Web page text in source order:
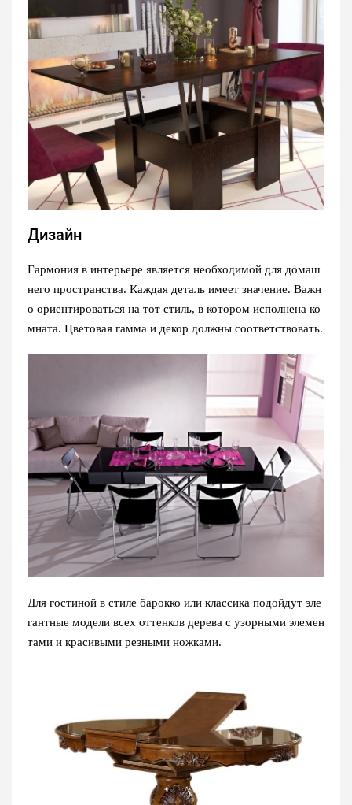
Дизайн
Гармония в интерьере является необходимой для домаш
него пространства. Каждая деталь имеет значение. Важн
о ориентироваться на тот стиль, в котором исполнена ко
мната. Цветовая гамма и декор должны соответствовать.
Для гостиной в стиле барокко или классика подойдут эле
гантные модели всех оттенков дерева с узорными элемен
тами и красивыми резными ножками.